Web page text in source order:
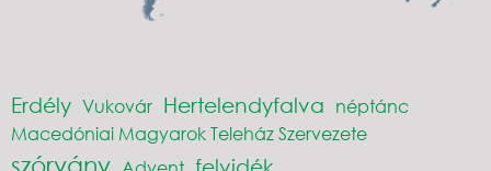
Erdély Vukovár Hertelendyfalva néptánc
Macedóniai Magyarok Teleház Szervezete
szórvány felvidék